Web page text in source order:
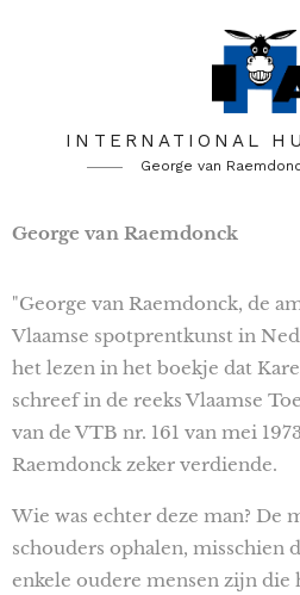
INTERNATIONAL
George van
George van Raemdonck
"George van Raemdonck, de
Vlaamse spotprentkunst in
het lezen in het boekje dat
schreef in de reeks Vlaamse
van de VTB nr. 161 van mei
Raemdonck zeker verdiende.
Wie was echter deze man? De
schouders ophalen, misschien
enkele oudere mensen zijn die